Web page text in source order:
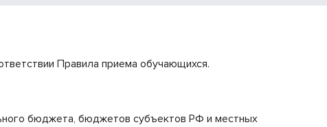
Правила приема обучающихся.
бюджета, бюджетов субъектов РФ и местных